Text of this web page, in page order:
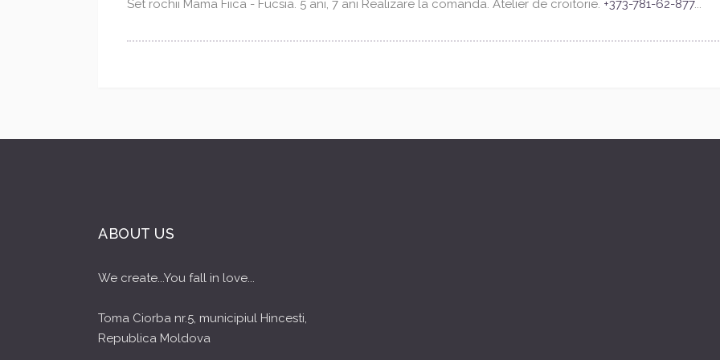
Set rochii Mama Fiica - Fucsia. 5 ani, 7 ani Realizare la comanda. Atelier de croitorie. +373-781-62-877...
ABOUT US
We create...You fall in love...
Toma Ciorba nr.5, municipiul Hincesti,
Republica Moldova